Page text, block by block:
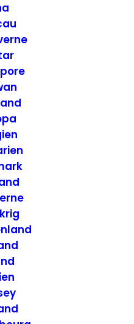
af Cafe
San
- VEST
SEIER - ONTRIP.DK